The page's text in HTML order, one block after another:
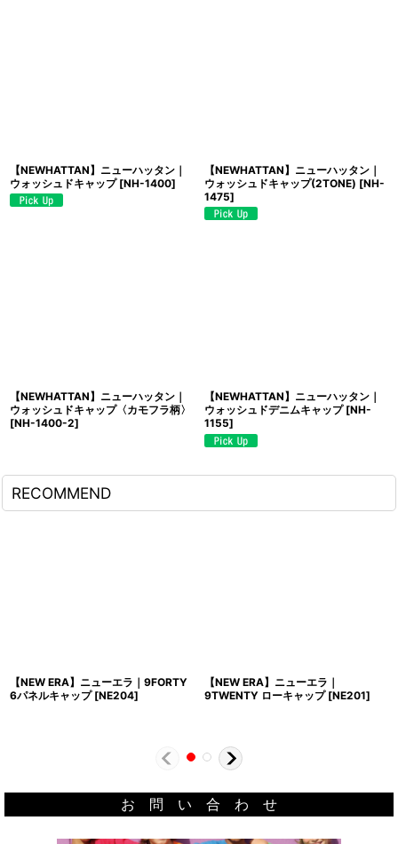
【NEWHATTAN】ニューハッタン｜
ウォッシュドキャップ [NH-1400]
【NEWHATTAN】ニューハッタン｜
ウォッシュドキャップ(2TONE) [NH-
1475]
【NEWHATTAN】ニューハッタン｜
ウォッシュドキャップ〈カモフラ柄〉
[NH-1400-2]
【NEWHATTAN】ニューハッタン｜
ウォッシュドデニムキャップ [NH-
1155]
RECOMMEND
【NEW ERA】ニューエラ｜9FORTY
6パネルキャップ [NE204]
【NEW ERA】ニューエラ｜
9TWENTY ローキャップ [NE201]
お 問 い 合 わ せ